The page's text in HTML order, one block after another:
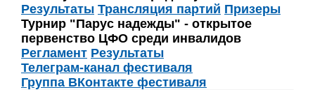
Результаты Трансляция партий Призеры
Турнир "Парус надежды" - открытое
первенство ЦФО среди инвалидов
Регламент Результаты
Телеграм-канал фестиваля
Группа ВКонтакте фестиваля